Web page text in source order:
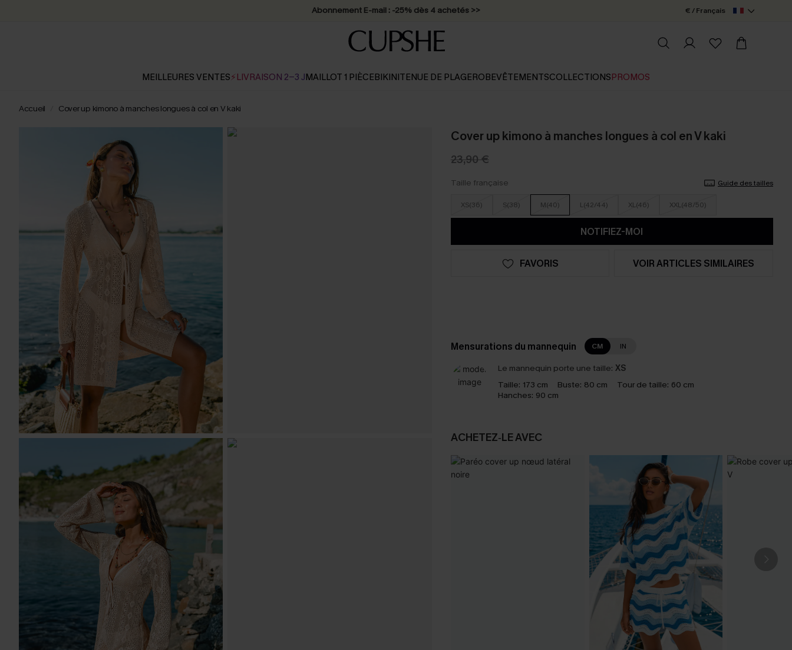
Abonnement E-mail : -25% dès 4 achetés >> € / Français
MEILLEURES VENTES⚡LIVRAISON 2-3 JMAILLOT 1 PIÈCEBIKINITENUE DE PLAGEROBEVÊTEMENTSCOLLECTIONSPROMOS
Accueil Cover up kimono à manches longues à col en V kaki
Cover up kimono à manches longues à col en V kaki
23,90 €
Taille française Guide des tailles
XS(36) S(38) M(40) L(42/44) XL(46) XXL(48/50)
NOTIFIEZ-MOI
FAVORIS VOIR ARTICLES SIMILAIRES
Mensurations du mannequin CM IN
Le mannequin porte une taille: XS
Taille: 173 cm Buste: 80 cm Tour de taille: 60 cm
Hanches: 90 cm
ACHETEZ‑LE AVEC